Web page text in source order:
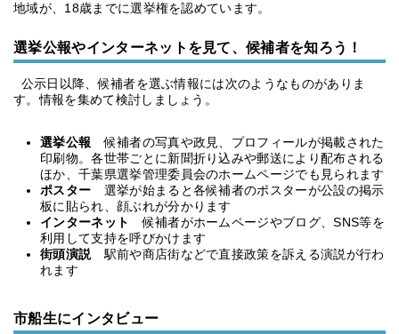
地域が、18歳までに選挙権を認めています。
選挙公報やインターネットを見て、候補者を知ろう！
公示日以降、候補者を選ぶ情報には次のようなものがありま
す。情報を集めて検討しましょう。
選挙公報 候補者の写真や政見、プロフィールが掲載された
印刷物。各世帯ごとに新聞折り込みや郵送により配布される
ほか、千葉県選挙管理委員会のホームページでも見られます
ポスター 選挙が始まると各候補者のポスターが公設の掲示
板に貼られ、顔ぶれが分かります
インターネット
候補者がホームページやブログ、SNS等を
利用して支持を呼びかけます
街頭演説 駅前や商店街などで直接政策を訴える演説が行わ
れます
市船生にインタビュー